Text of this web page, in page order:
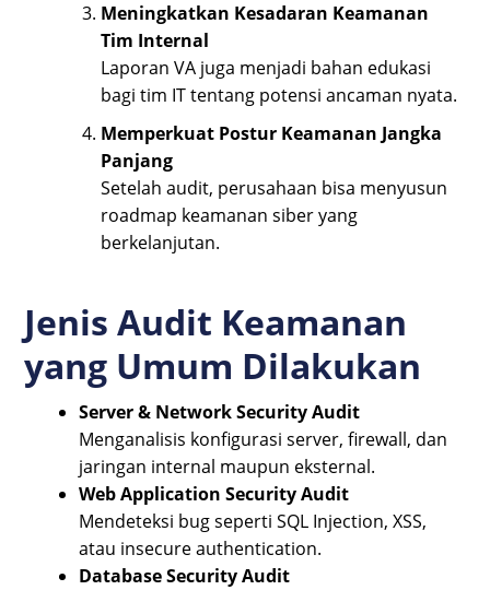
Meningkatkan Kesadaran Keamanan
Tim Internal
Laporan VA juga menjadi bahan edukasi
bagi tim IT tentang potensi ancaman nyata.
Memperkuat Postur Keamanan Jangka
Panjang
Setelah audit, perusahaan bisa menyusun
roadmap keamanan siber yang
berkelanjutan.
Jenis Audit Keamanan
yang Umum Dilakukan
Server & Network Security Audit
Menganalisis konfigurasi server, firewall, dan
jaringan internal maupun eksternal.
Web Application Security Audit
Mendeteksi bug seperti SQL Injection, XSS,
atau insecure authentication.
Database Security Audit